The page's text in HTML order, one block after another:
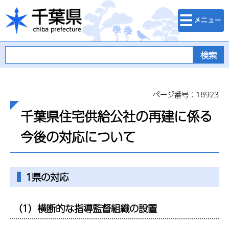
千葉県
検索・メニュ
ー
ページ番号：18923
千葉県住宅供給公社の再建に係る
今後の対応について
1県の対応
（1）横断的な指導監督組織の設置